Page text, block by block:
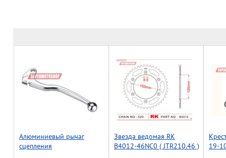
Алюминиевый рычаг
сцепления
Звезда ведомая RK
B4012-46NC0 ( JTR210.46 )
19-